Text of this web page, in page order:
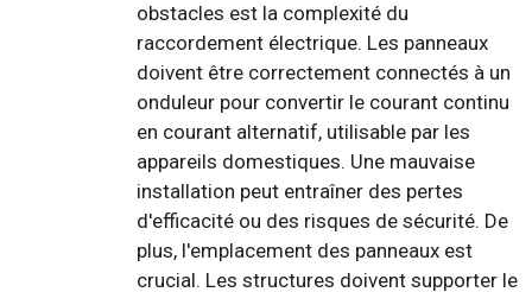
obstacles est la complexité du
raccordement électrique. Les panneaux
doivent être correctement connectés à un
onduleur pour convertir le courant continu
en courant alternatif, utilisable par les
appareils domestiques. Une mauvaise
installation peut entraîner des pertes
d'efficacité ou des risques de sécurité. De
plus, l'emplacement des panneaux est
crucial. Les structures doivent supporter le